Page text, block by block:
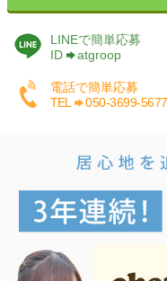
LINEで簡単応募
ID
atgroop
電話で簡単応募
TEL
050-3699-5677